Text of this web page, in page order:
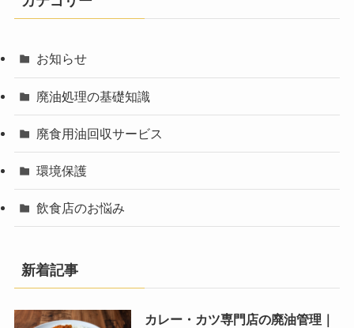
お知らせ
廃油処理の基礎知識
廃食用油回収サービス
環境保護
飲食店のお悩み
新着記事
カレー・カツ専門店の廃油管理｜